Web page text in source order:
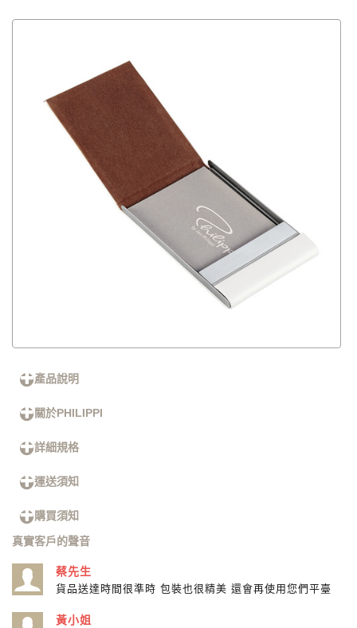
產品說明
關於PHILIPPI
詳細規格
運送須知
購買須知
真實客戶的聲音
蔡先生
貨品送達時間很準時 包裝也很精美 還會再使用您們平臺
黃小姐